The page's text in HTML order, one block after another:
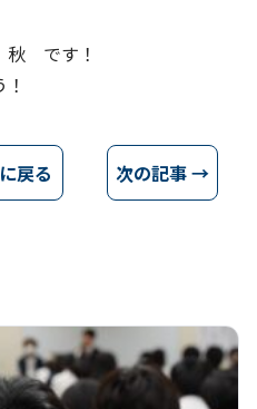
秋 です！
戻る 次の記事 →